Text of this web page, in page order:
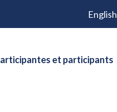
English
et participants